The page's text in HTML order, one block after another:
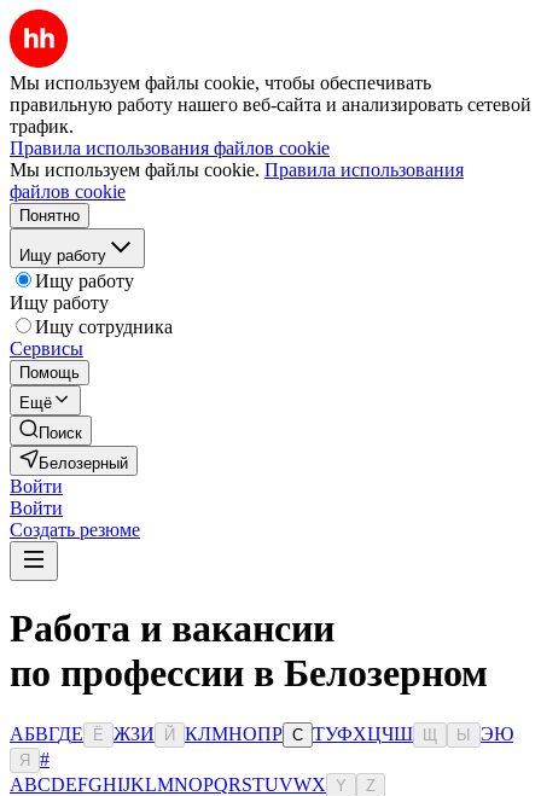
Мы используем файлы cookie, чтобы обеспечивать
правильную работу нашего веб-сайта и анализировать сетевой
трафик.
Правила использования файлов cookie
Мы используем файлы cookie. Правила использования
файлов cookie
Понятно
Ищу работу
Ищу работу
Ищу работу
Ищу сотрудника
Сервисы
Помощь
Ещё
Поиск
Белозерный
Войти
Войти
Создать резюме
Работа и вакансии
по профессии в Белозерном
АБВГДЕ Ё ЖЗИ Й КЛМНОПР С ТУФХЦЧШ Ы ЭЮ
Я
#
ABCDEFGHIJKLMNOPQRSTUVWX Y Z